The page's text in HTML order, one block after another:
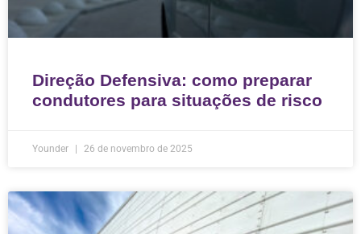
Direção Defensiva: como preparar
condutores para situações de risco
Younder 26 de novembro de 2025